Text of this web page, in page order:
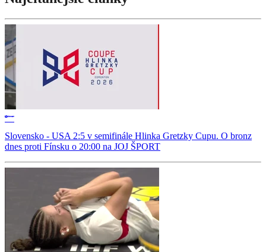
Slovensko - USA 2:5 v semifinále Hlinka Gretzky Cupu. O bronz
dnes proti Fínsku o 20:00 na JOJ ŠPORT